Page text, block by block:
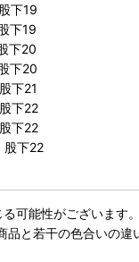
下19
下19
下20
下20
下21
下22
下22
下22
可能性がございます。
と若干の色合いの違